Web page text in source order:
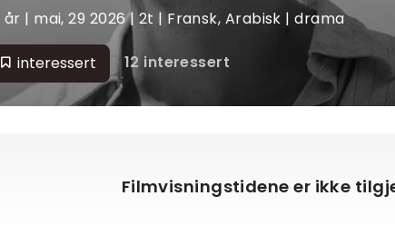
år | mai, 29 2026 | 2t | Fransk, Arabisk | drama
interessert 12 interessert
Filmvisningstidene er ikke